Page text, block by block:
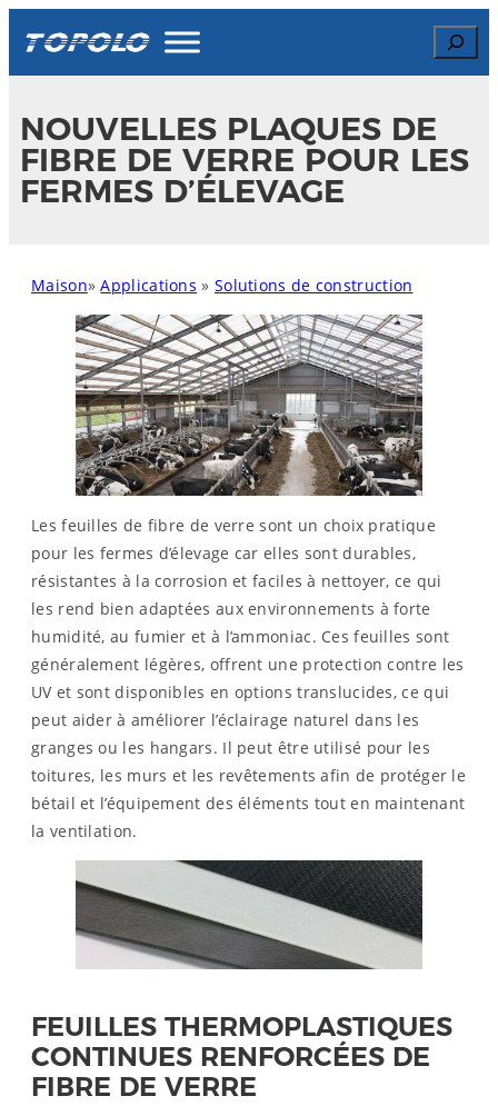
content
Search
NOUVELLES PLAQUES DE
FIBRE DE VERRE POUR LES
FERMES D’ÉLEVAGE
Maison»Applications » Solutions de construction
Les feuilles de fibre de verre sont un choix pratique
pour les fermes d’élevage car elles sont durables,
résistantes à la corrosion et faciles à nettoyer, ce qui
les rend bien adaptées aux environnements à forte
humidité, au fumier et à l’ammoniac. Ces feuilles sont
généralement légères, offrent une protection contre les
UV et sont disponibles en options translucides, ce qui
peut aider à améliorer l’éclairage naturel dans les
granges ou les hangars. Il peut être utilisé pour les
toitures, les murs et les revêtements afin de protéger le
bétail et l’équipement des éléments tout en maintenant
la ventilation.
FEUILLES THERMOPLASTIQUES
CONTINUES RENFORCÉES DE
FIBRE DE VERRE